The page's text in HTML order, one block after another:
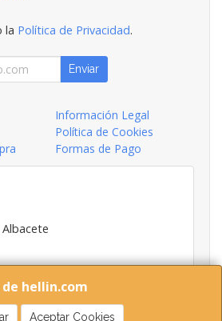
hellin.com
Aceptar Cookies
la Política de Privacidad.
Enviar
Información Legal
Política de Cookies
Formas de Pago
Albacete